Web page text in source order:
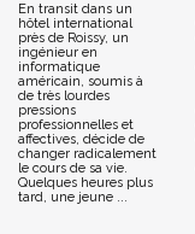
En transit dans un
hôtel international
près de Roissy, un
ingénieur en
informatique
américain, soumis à
de très lourdes
pressions
professionnelles et
affectives, décide de
changer radicalement
le cours de sa vie.
Quelques heures plus
tard, une jeune ...